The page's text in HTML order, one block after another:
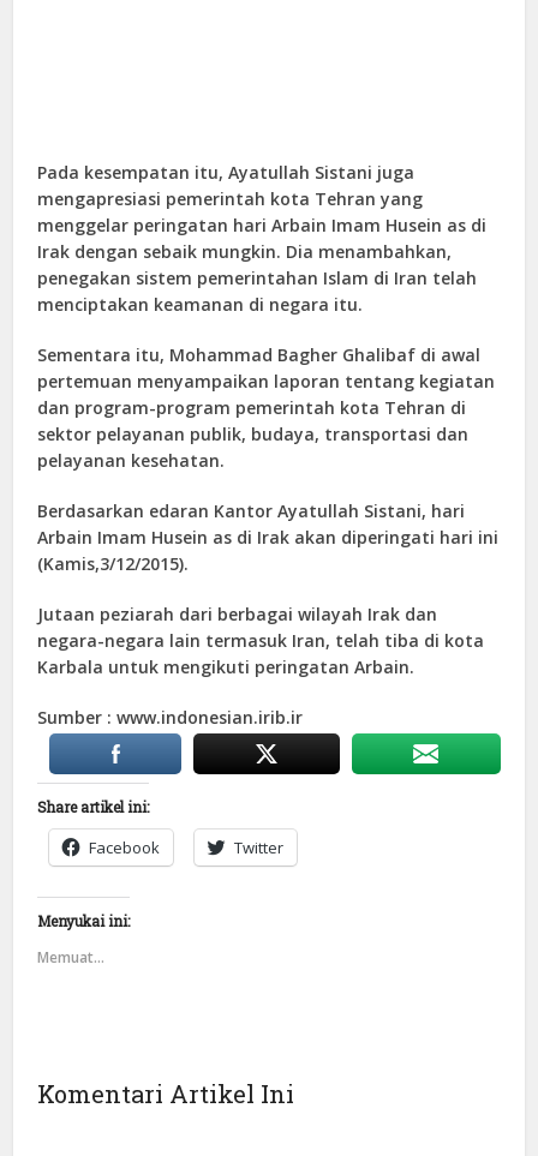
Pada kesempatan itu, Ayatullah Sistani juga
mengapresiasi pemerintah kota Tehran yang
menggelar peringatan hari Arbain Imam Husein as di
Irak dengan sebaik mungkin. Dia menambahkan,
penegakan sistem pemerintahan Islam di Iran telah
menciptakan keamanan di negara itu.
Sementara itu, Mohammad Bagher Ghalibaf di awal
pertemuan menyampaikan laporan tentang kegiatan
dan program-program pemerintah kota Tehran di
sektor pelayanan publik, budaya, transportasi dan
pelayanan kesehatan.
Berdasarkan edaran Kantor Ayatullah Sistani, hari
Arbain Imam Husein as di Irak akan diperingati hari ini
(Kamis,3/12/2015).
Jutaan peziarah dari berbagai wilayah Irak dan
negara-negara lain termasuk Iran, telah tiba di kota
Karbala untuk mengikuti peringatan Arbain.
Sumber : www.indonesian.irib.ir
Share artikel ini:
Facebook Twitter
Menyukai ini:
Memuat...
Komentari Artikel Ini